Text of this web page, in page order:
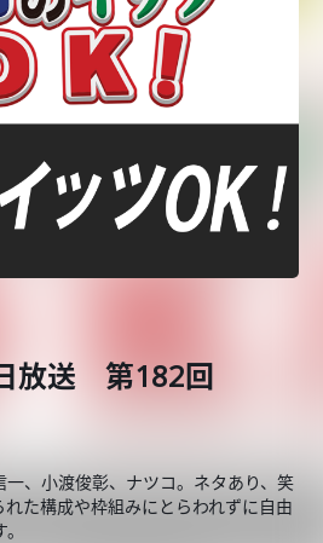
放送 第182回
、小渡俊彰、ナツコ。ネタあり、笑
た構成や枠組みにとらわれずに自由